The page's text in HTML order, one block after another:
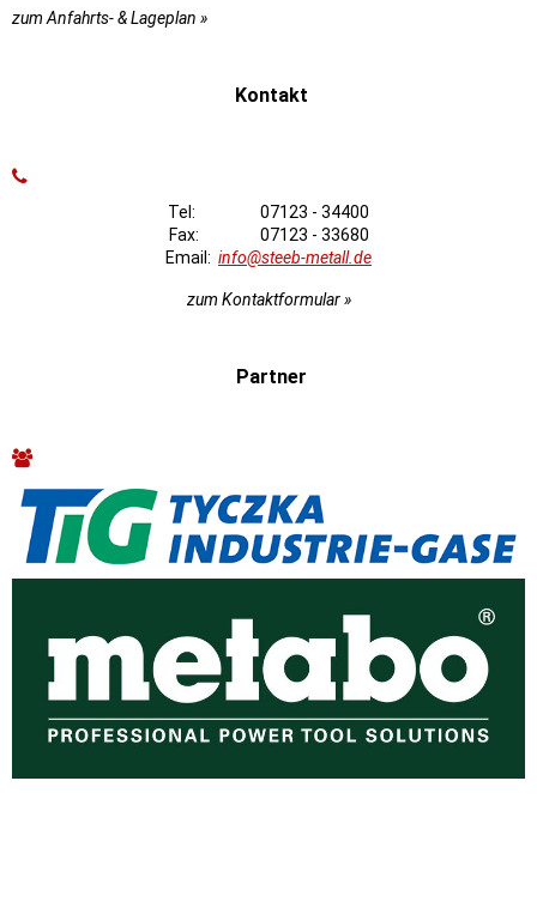
zum Anfahrts- & Lageplan »
Kontakt
Tel: 07123 - 34400
Fax: 07123 - 33680
Email: info@steeb-metall.de
zum Kontaktformular »
Partner